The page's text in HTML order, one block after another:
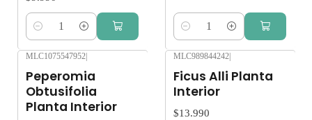
Cantidad Cantidad
MLC1075547952
Peperomia
Obtusifolia
Planta Interior
MLC989844242
Ficus Alli Planta
Interior
$13.990